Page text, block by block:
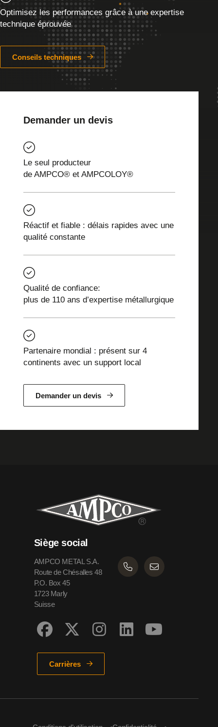
Optimisez les performances grâce à une expertise
technique éprouvée
Conseils techniques
Demander un devis
Le seul producteur
de AMPCO® et AMPCOLOY®
Réactif et fiable : délais rapides avec une
qualité constante
Qualité de confiance:
plus de 110 ans d’expertise métallurgique
Partenaire mondial : présent sur 4
continents avec un support local
Demander un devis
Siège social
AMPCO METAL S.A.
Route de Chésalles 48
P.O. Box 45
1723 Marly
Suisse
Carrières